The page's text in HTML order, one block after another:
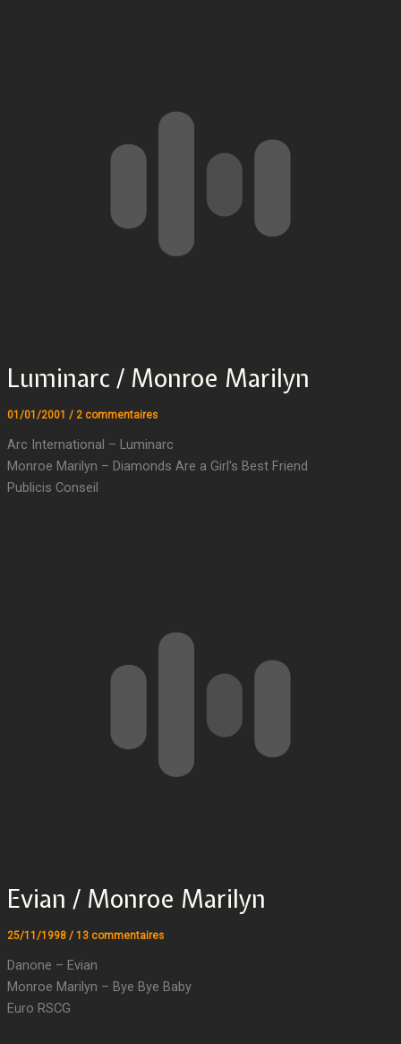
Luminarc / Monroe Marilyn
01/01/2001 / 2 commentaires
Arc International – Luminarc
Monroe Marilyn – Diamonds Are a Girl’s Best Friend
Publicis Conseil
Evian / Monroe Marilyn
25/11/1998 / 13 commentaires
Danone – Evian
Monroe Marilyn – Bye Bye Baby
Euro RSCG